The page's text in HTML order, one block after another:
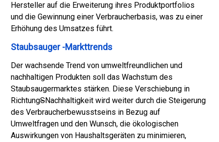
Hersteller auf die Erweiterung ihres Produktportfolios
und die Gewinnung einer Verbraucherbasis, was zu einer
Erhöhung des Umsatzes führt.
Staubsauger -Markttrends
Der wachsende Trend von umweltfreundlichen und
nachhaltigen Produkten soll das Wachstum des
Staubsaugermarktes stärken. Diese Verschiebung in
RichtungSNachhaltigkeit wird weiter durch die Steigerung
des Verbraucherbewusstseins in Bezug auf
Umweltfragen und den Wunsch, die ökologischen
Auswirkungen von Haushaltsgeräten zu minimieren,